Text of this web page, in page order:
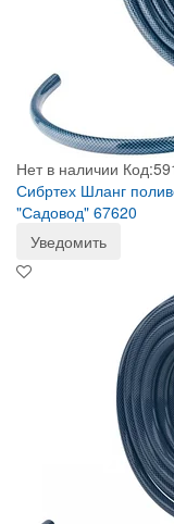
Нет в наличии
Сибртех Шланг
"Садовод" 67620
Уведомить